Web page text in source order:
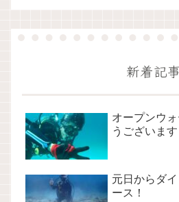
新着記
オープンウ
うございます
元日からダ
ース！